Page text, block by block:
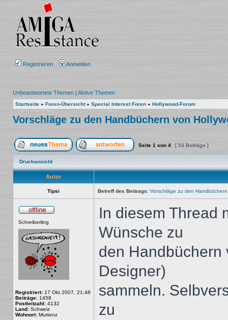
Registrieren Anmelden
Unbeantwortete Themen | Aktive Themen
Startseite » Foren-Übersicht» Special Interest Foren » Hollywood-Forum
Vorschläge zu den Handbüchern von
Ein neues Thema erstellenAuf das Thema antworten
Seite 1 von 4 [ 54 Beiträge ]
Druckansicht
Autor
Tipsi Betreff des Beitrags: Vorschläge zu den
Schreiberling
Registriert: 17 Okt 2007, 21:48
Beiträge: 1458
Postleitzahl: 4132
Land: Schweiz
Wohnort: Muttenz
In diesem Thread
Wünsche zu
den Handbüchern
Designer)
sammeln.
zu